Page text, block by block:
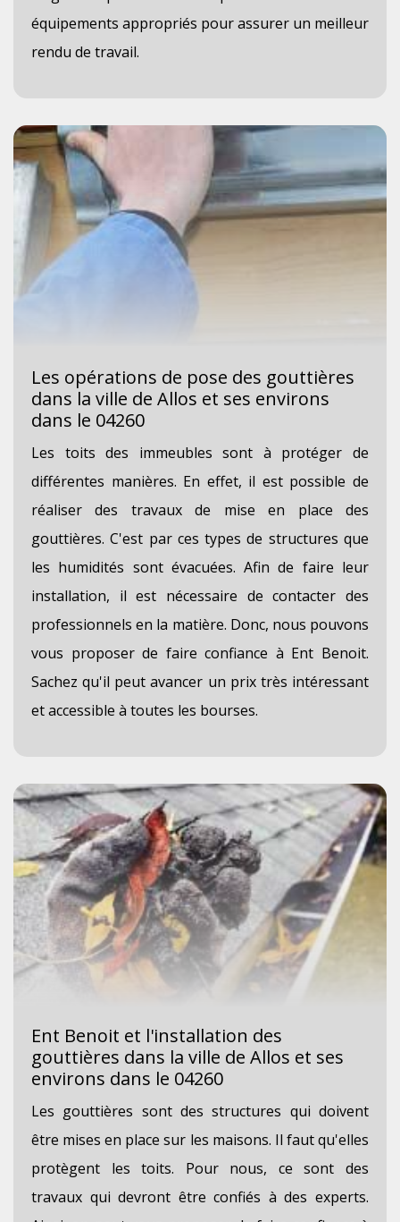
équipements appropriés pour assurer un meilleur
rendu de travail.
Les opérations de pose des gouttières
dans la ville de Allos et ses environs
dans le 04260
Les toits des immeubles sont à protéger de
différentes manières. En effet, il est possible de
réaliser des travaux de mise en place des
gouttières. C'est par ces types de structures que
les humidités sont évacuées. Afin de faire leur
installation, il est nécessaire de contacter des
professionnels en la matière. Donc, nous pouvons
vous proposer de faire confiance à Ent Benoit.
Sachez qu'il peut avancer un prix très intéressant
et accessible à toutes les bourses.
Ent Benoit et l'installation des
gouttières dans la ville de Allos et ses
environs dans le 04260
Les gouttières sont des structures qui doivent
être mises en place sur les maisons. Il faut qu'elles
protègent les toits. Pour nous, ce sont des
travaux qui devront être confiés à des experts.